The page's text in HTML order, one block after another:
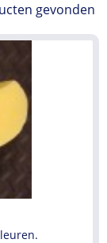
gevonden